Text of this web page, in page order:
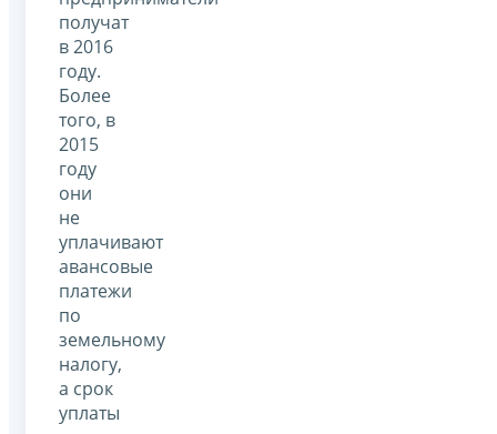
получат
в 2016
году.
Более
того, в
2015
году
они
не
уплачивают
авансовые
платежи
по
земельному
налогу,
а срок
уплаты